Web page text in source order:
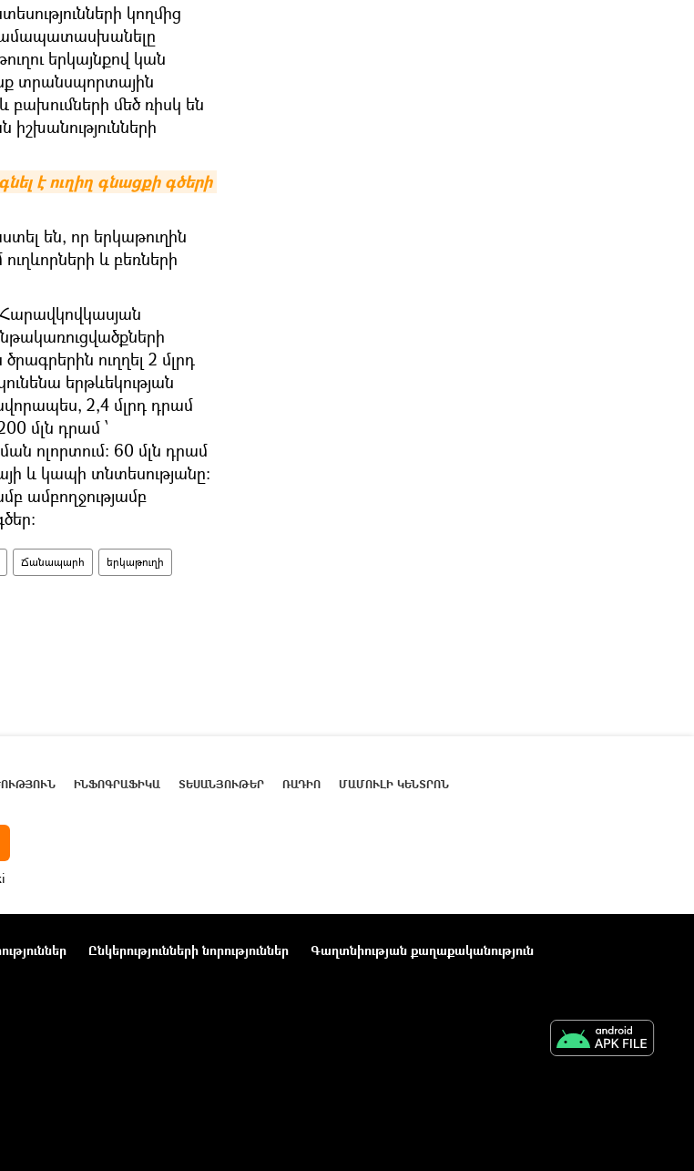
կողմից
երկայնքով կան
տրանսպորտային
բախումների մեծ ռիսկ են
է ուղիղ գնացքի գծերի
են, որ երկաթուղին
և բեռների
ուղղել 2 մլրդ
երթևեկության
2,4 մլրդ դրամ
մլն դրամ ՝
ոլորտում։ 60 մլն դրամ
և կապի տնտեսությանը։
ամբողջությամբ
Ճանապարհ երկաթուղի
ԻՆՖՈԳՐԱՖԻԿԱ ՏԵՍԱՆՅՈՒԹԵՐ ՌԱԴԻՈ ՄԱՄՈՒԼԻ ԿԵՆՏՐՈՆ
Ընկերությունների նորություններ
Գաղտնիության քաղաքականություն